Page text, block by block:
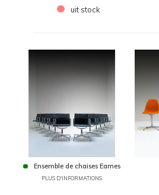
uit stock
Ensemble de chaises Eames
PLUS D'INFORMATIONS